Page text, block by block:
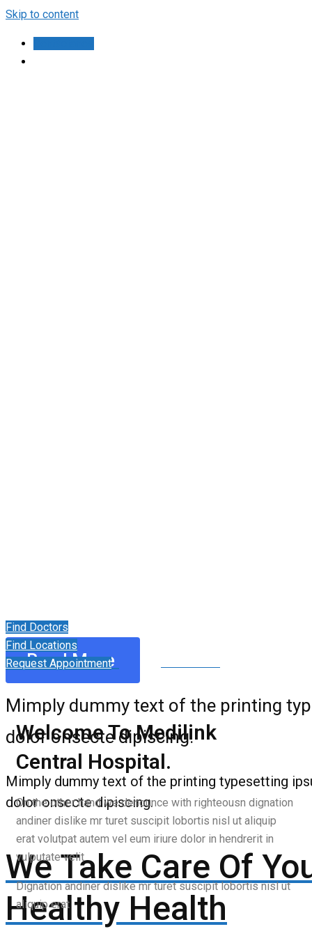
Skip to content
Read More
Mimply dummy text of the printing
dolor onsecte dipiscing.
Mimply dummy text of the printing typesetting
dolor onsecte dipiscing.
We Take Care Of
Healthy Health
Find Doctors
Find Locations
Request Appointment
Welcome To Medilink
Central Hospital.
On the other hand we denounce with righteousn dignation
andiner dislike mr turet suscipit lobortis nisl ut aliquip
erat volutpat autem vel eum iriure dolor in hendrerit in
vulputate velit
Dignation andiner dislike mr turet suscipit lobortis nisl ut
aliquip erat